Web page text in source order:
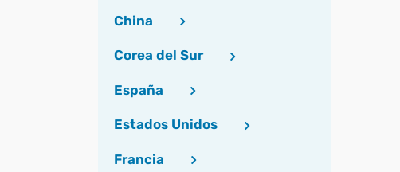
China
Corea del Sur
España
Estados Unidos
Francia